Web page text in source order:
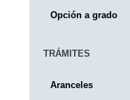
Opción a grado
TRÁMITES
Aranceles